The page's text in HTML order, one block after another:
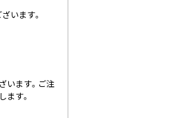
います。
います。ご注
ます。